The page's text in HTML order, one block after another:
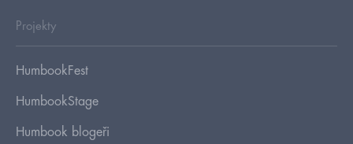
Projekty
HumbookFest
HumbookStage
Humbook blogeři